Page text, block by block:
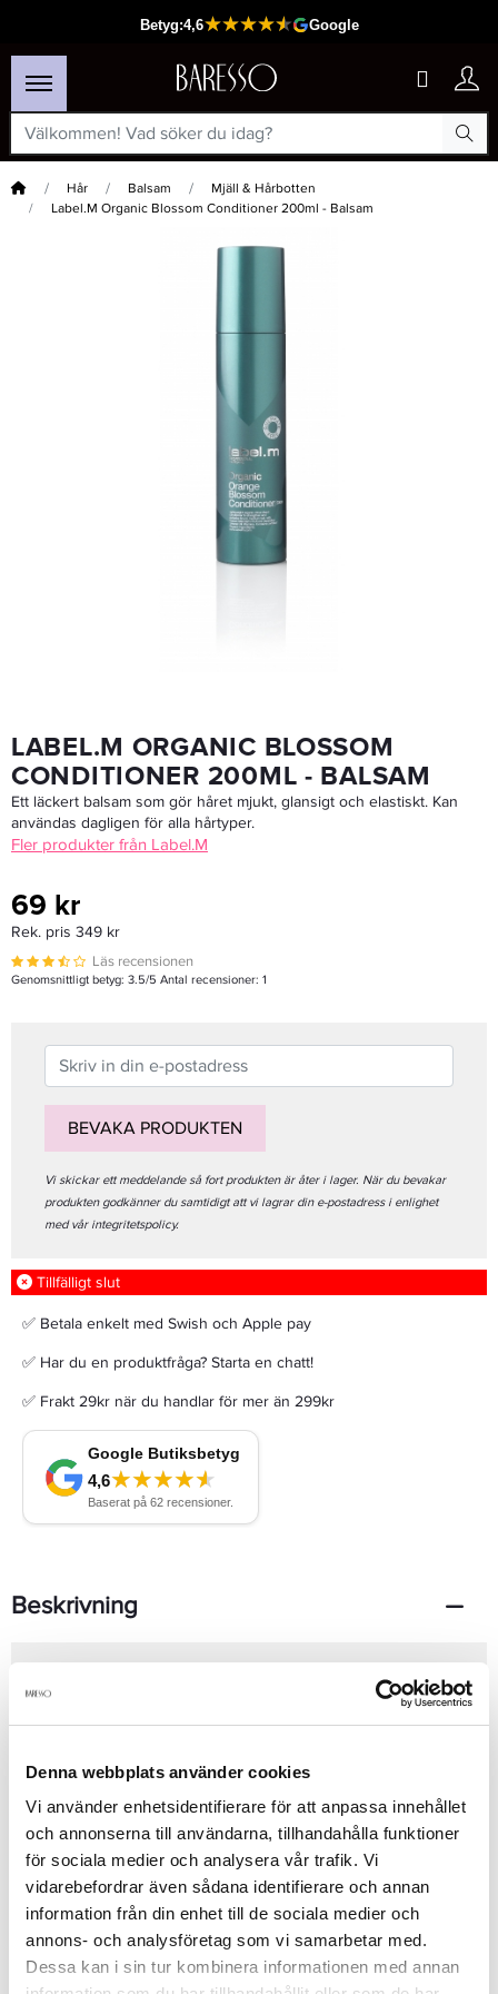
Denna webbplats använder cookies
Vi använder enhetsidentifierare för att anpassa innehållet
och annonserna till användarna, tillhandahålla funktioner
för sociala medier och analysera vår trafik. Vi
vidarebefordrar även sådana identifierare och annan
information från din enhet till de sociala medier och
annons- och analysföretag som vi samarbetar med.
Dessa kan i sin tur kombinera informationen med annan
Hem Hår Balsam
Mjäll & Hårbotten
Label.M Organic Blossom Conditioner 200ml - Balsam
Passar din varukorg
Davines OI All In One Milk 50ml
LABEL.M ORGANIC BLOSSOM
CONDITIONER 200ML - BALSAM
Ett läckert balsam som gör håret mjukt, glansigt och elastiskt. Kan
användas dagligen för alla hårtyper.
Fler produkter från Label.M
69 kr
Rek. pris 349 kr
Läs recensionen
Genomsnittligt betyg: 3.5/5 Antal recensioner: 1
BEVAKA PRODUKTEN
Vi skickar ett meddelande så fort produkten är åter i lager. När du bevakar
produkten godkänner du samtidigt att vi lagrar din e-postadress i enlighet
med vår integritetspolicy.
Tillfälligt slut
✅ Betala enkelt med Swish och Apple pay
✅ Har du en produktfråga? Starta en chatt!
✅ Frakt 29kr när du handlar för mer än 299kr
Beskrivning
bas bestående av de två bästa ekologiska citrusprodukterna ger
Organic Orange Blossom från label.m håret naturlig vård som är
blodapelsin, ekologisk algave och ekologisk jojoba- och
avokadoolja. Rengör effektivt men skonsamt och vårdar
hårbotten. Gör håret starkt och elastiskt och mer
motståndskraftigt.Håret får vacker volym och spänst och blir
blankt och glänsande. Applicera i vått hår, låt verka i 2-3 minuter
och skölj till slut ordentligt.
Se mer
Produktdetaljer
Recensioner